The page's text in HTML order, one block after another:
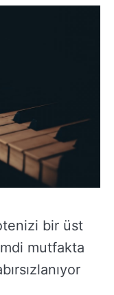
bir üst
mutfakta